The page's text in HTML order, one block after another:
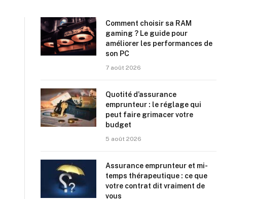
Comment choisir sa RAM
gaming ? Le guide pour
améliorer les performances de
son PC
7 août 2026
Quotité d’assurance
emprunteur : le réglage qui
peut faire grimacer votre
budget
5 août 2026
Assurance emprunteur et mi-
temps thérapeutique : ce que
votre contrat dit vraiment de
vous